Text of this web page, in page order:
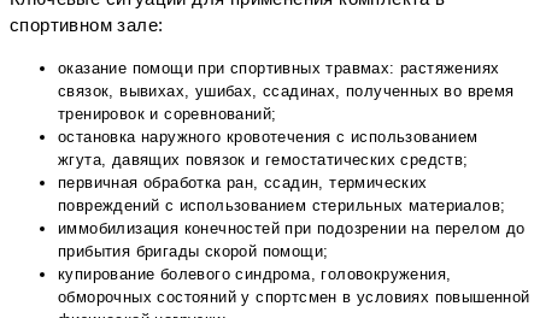
спортивном зале:
оказание помощи при спортивных травмах: растяжениях
связок, вывихах, ушибах, ссадинах, полученных во время
тренировок и соревнований;
остановка наружного кровотечения с использованием
жгута, давящих повязок и гемостатических средств;
первичная обработка ран, ссадин, термических
повреждений с использованием стерильных материалов;
иммобилизация конечностей при подозрении на перелом до
прибытия бригады скорой помощи;
купирование болевого синдрома, головокружения,
обморочных состояний у спортсмен в условиях повышенной